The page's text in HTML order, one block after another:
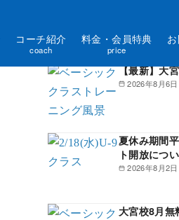
コーチ紹介
coach
料金・会員特典
price
新着記事一覧
2026年8月6日
【最新】大
2026年8月2日
夏休み期間
ト開放につ
大宮校8月無